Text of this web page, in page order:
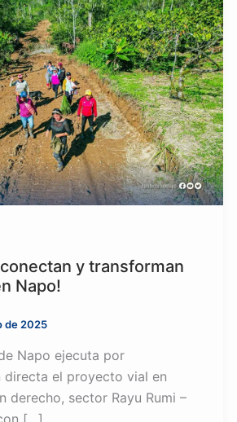
y transforman
Napo!
de 2025
Napo ejecuta por
directa el proyecto vial en
derecho, sector Rayu Rumi –
[…]